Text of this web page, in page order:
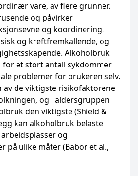
vare, av flere grunner.
og påvirker
og koordinering.
og kreftfremkallende, og
Alkoholbruk
et stort antall sykdommer
problemer for brukeren selv.
av de viktigste risikofaktorene
og i aldersgruppen
den viktigste (Shield &
kan alkoholbruk belaste
og
på ulike måter (Babor et al.,